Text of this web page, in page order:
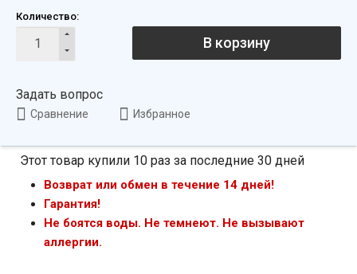
Количество:
В корзину
Задать вопрос
Сравнение Избранное
Этот товар купили 10 раз за последние 30 дней
Возврат или обмен в течение 14 дней!
Гарантия!
Не боятся воды. Не темнеют. Не вызывают
аллергии.